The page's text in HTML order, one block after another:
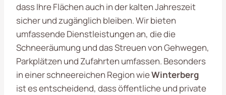
dass Ihre Flächen auch in der kalten Jahreszeit
sicher und zugänglich bleiben. Wir bieten
umfassende Dienstleistungen an, die die
Schneeräumung und das Streuen von Gehwegen,
Parkplätzen und Zufahrten umfassen. Besonders
in einer schneereichen Region wieWinterberg
ist es entscheidend, dass öffentliche und private